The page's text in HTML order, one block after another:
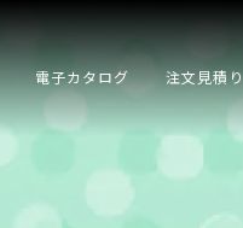
電子カタログ 注文見積り